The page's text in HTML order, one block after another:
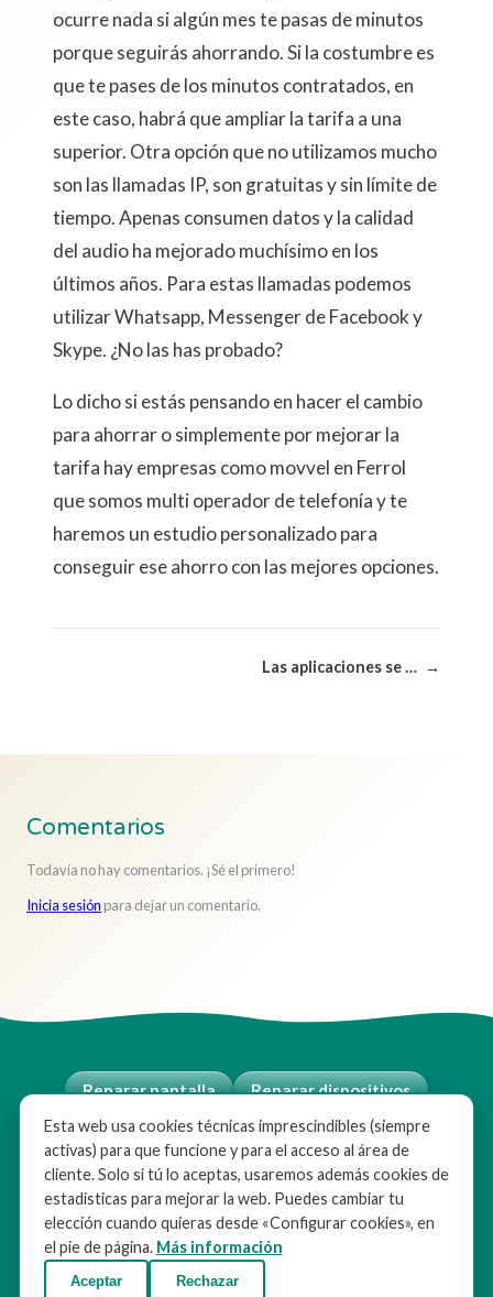
ocurre nada si algún mes te pasas de minutos
porque seguirás ahorrando. Si la costumbre es
que te pases de los minutos contratados, en
este caso, habrá que ampliar la tarifa a una
superior. Otra opción que no utilizamos mucho
son las llamadas IP, son gratuitas y sin límite de
tiempo. Apenas consumen datos y la calidad
del audio ha mejorado muchísimo en los
últimos años. Para estas llamadas podemos
utilizar Whatsapp, Messenger de Facebook y
Skype. ¿No las has probado?
Lo dicho si estás pensando en hacer el cambio
para ahorrar o simplemente por mejorar la
tarifa hay empresas como movvel en Ferrol
que somos multi operador de telefonía y te
haremos un estudio personalizado para
conseguir ese ahorro con las mejores opciones.
Las aplicaciones se cierran solas en Android →
Comentarios
Todavía no hay comentarios. ¡Sé el primero!
Inicia sesión para dejar un comentario.
Reparar pantalla
Reparar dispositivos
Sobre nosotros
Contacto
Blog
Aviso legal
Instituciones
Empresas
Política de Cookies
Mi cuenta
Vende tu dispositivo
Trabaja con nosotros
Configurar cookies
Esta web usa cookies técnicas imprescindibles (siempre
activas) para que funcione y para el acceso al área de
cliente. Solo si tú lo aceptas, usaremos además cookies de
estadísticas para mejorar la web. Puedes cambiar tu
elección cuando quieras desde «Configurar cookies», en
el pie de página. Más información
Aceptar Rechazar